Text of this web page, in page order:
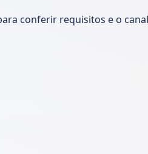
conferir requisitos e o